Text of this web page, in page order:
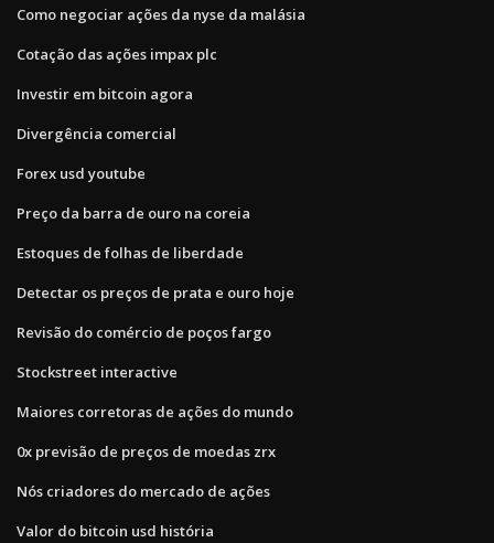
Como negociar ações da nyse da malásia
Cotação das ações impax plc
Investir em bitcoin agora
Divergência comercial
Forex usd youtube
Preço da barra de ouro na coreia
Estoques de folhas de liberdade
Detectar os preços de prata e ouro hoje
Revisão do comércio de poços fargo
Stockstreet interactive
Maiores corretoras de ações do mundo
0x previsão de preços de moedas zrx
Nós criadores do mercado de ações
Valor do bitcoin usd história